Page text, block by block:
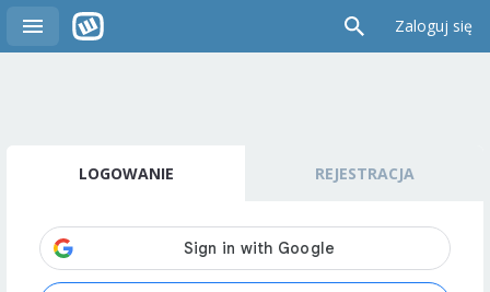
Zaloguj się
LOGOWANIE REJESTRACJA